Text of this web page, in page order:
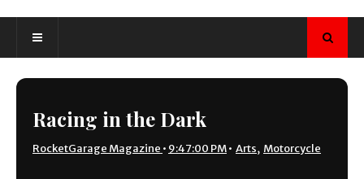
Racing in the Dark
RocketGarage Magazine • 9:47:00 PM• Arts, Motorcycle